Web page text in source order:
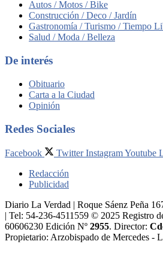
Autos / Motos / Bike
Construcción / Deco / Jardín
Gastronomía / Turismo / Tiempo
Salud / Moda / Belleza
De interés
Obituario
Carta a la Ciudad
Opinión
Redes Sociales
Facebook Twitter InstagramYoutube
Redacción
Publicidad
Diario La Verdad | Roque Sáenz Peña
| Tel: 54-236-4511559 © 2025 Registro
60606230 Edición Nº 2955. Director:​
Propietario:​ Arzobispado de Mercedes -